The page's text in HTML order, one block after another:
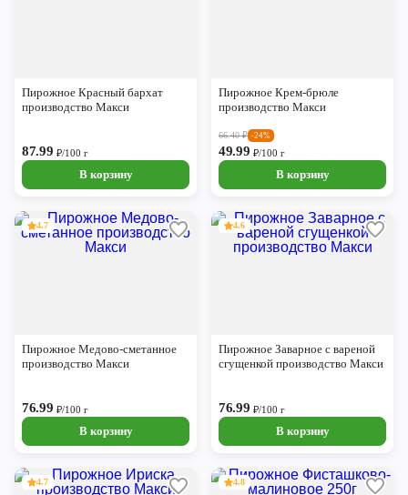
Пирожное Красный бархат
производство Макси
87.99₽/100 г
В корзину
Пирожное Крем-брюле
производство Макси
66.40₽ -24%
49.99₽/100 г
В корзину
4.7
Пирожное Медово-сметанное
производство Макси
76.99₽/100 г
В корзину
4.6
Пирожное Заварное с вареной
сгущенкой производство Макси
76.99₽/100 г
В корзину
4.7 4.8